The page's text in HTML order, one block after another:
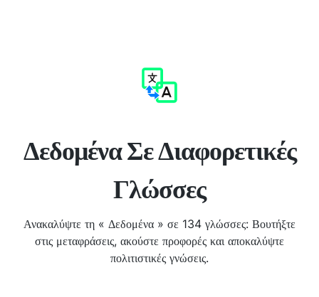
Δεδομένα Σε Διαφορετικές
Γλώσσες
Ανακαλύψτε τη « Δεδομένα » σε 134 γλώσσες: Βουτήξτε
στις μεταφράσεις, ακούστε προφορές και αποκαλύψτε
πολιτιστικές γνώσεις.